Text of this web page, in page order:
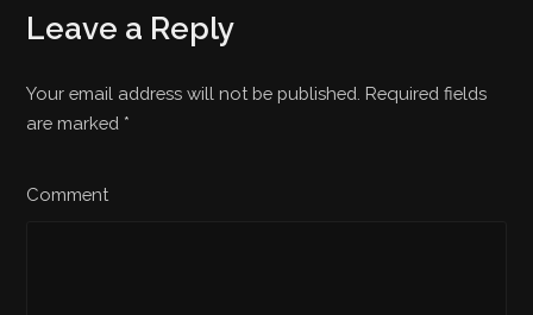
Leave a Reply
Your email address will not be published. Required fields
are marked *
Comment